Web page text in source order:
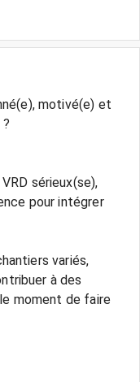
motivé(e) et
sérieux(se),
pour intégrer
variés,
à des
moment de faire